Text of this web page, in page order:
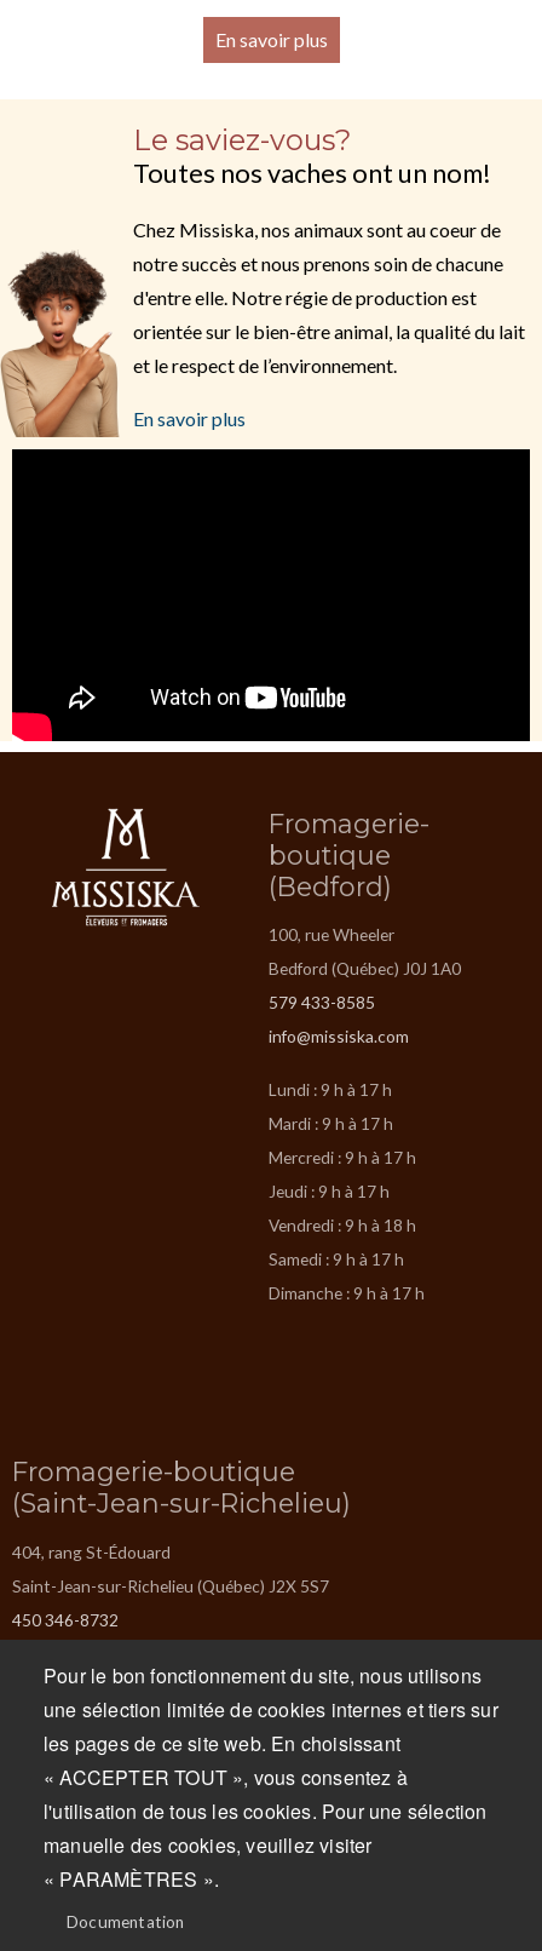
En savoir plus
Le saviez-vous?
Toutes nos vaches ont un nom!
Chez Missiska, nos animaux sont au coeur de
notre succès et nous prenons soin de chacune
d'entre elle. Notre régie de production est
orientée sur le bien-être animal, la qualité du lait
et le respect de l’environnement.
En savoir plus
Fromagerie-
boutique
(Bedford)
100, rue Wheeler
Bedford (Québec) J0J 1A0
579 433-8585
info@missiska.com
Lundi : 9 h à 17 h
Mardi : 9 h à 17 h
Mercredi : 9 h à 17 h
Jeudi : 9 h à 17 h
Vendredi : 9 h à 18 h
Samedi : 9 h à 17 h
Dimanche : 9 h à 17 h
Fromagerie-boutique
(Saint-Jean-sur-Richelieu)
404, rang St-Édouard
Saint-Jean-sur-Richelieu (Québec) J2X 5S7
450 346-8732
Lundi : Fermé
Mardi : Fermé
Mercredi : 9 h à 17 h
Jeudi : 9 h à 17 h
Vendredi : 9 h à 17 h
Samedi : 9 h à 17 h
Pour le bon fonctionnement du site, nous utilisons
une sélection limitée de cookies internes et tiers sur
les pages de ce site web. En choisissant
« ACCEPTER TOUT », vous consentez à
l'utilisation de tous les cookies. Pour une sélection
manuelle des cookies, veuillez visiter
« PARAMÈTRES ».
Documentation